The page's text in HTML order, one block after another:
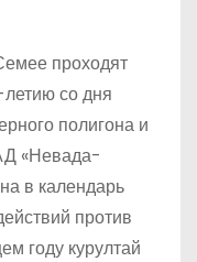
проходят
со дня
полигона и
«Невада-
в календарь
против
году курултай